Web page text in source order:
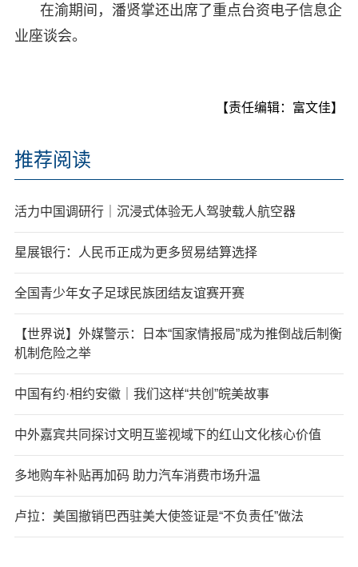
在渝期间，潘贤掌还出席了重点台资电子信息企
业座谈会。
【责任编辑：富文佳】
推荐阅读
活力中国调研行｜沉浸式体验无人驾驶载人航空器
星展银行：人民币正成为更多贸易结算选择
全国青少年女子足球民族团结友谊赛开赛
【世界说】外媒警示：日本“国家情报局”成为推倒战后制衡
机制危险之举
中国有约·相约安徽｜我们这样“共创”皖美故事
中外嘉宾共同探讨文明互鉴视域下的红山文化核心价值
多地购车补贴再加码 助力汽车消费市场升温
卢拉：美国撤销巴西驻美大使签证是“不负责任”做法